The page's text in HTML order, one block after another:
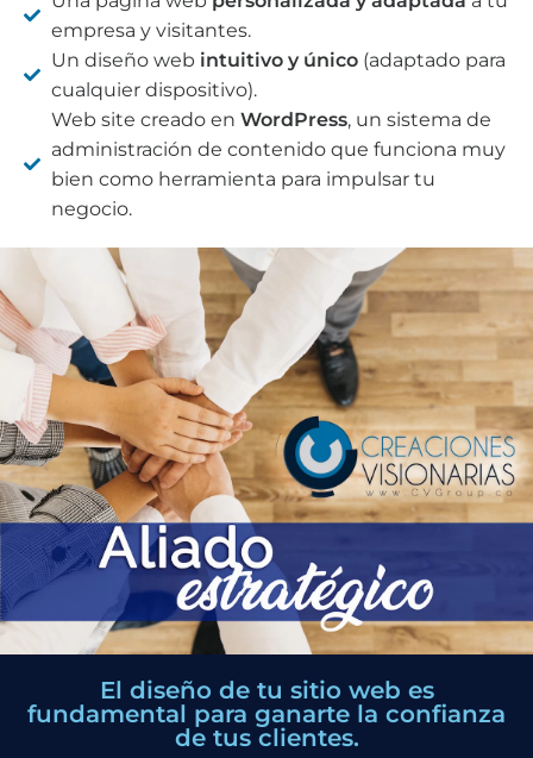
empresa y visitantes.
Un diseño web intuitivo y único(adaptado para
cualquier dispositivo).
Web site creado en WordPress, un sistema de
administración de contenido que funciona muy
bien como herramienta para impulsar tu
negocio.
El diseño de tu sitio web es
fundamental para ganarte la confianza
de tus clientes.